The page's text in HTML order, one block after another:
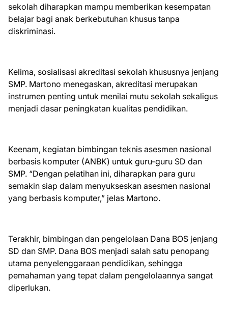
sekolah diharapkan mampu memberikan kesempatan
belajar bagi anak berkebutuhan khusus tanpa
diskriminasi.
Kelima, sosialisasi akreditasi sekolah khususnya jenjang
SMP. Martono menegaskan, akreditasi merupakan
instrumen penting untuk menilai mutu sekolah sekaligus
menjadi dasar peningkatan kualitas pendidikan.
Keenam, kegiatan bimbingan teknis asesmen nasional
berbasis komputer (ANBK) untuk guru-guru SD dan
SMP. “Dengan pelatihan ini, diharapkan para guru
semakin siap dalam menyukseskan asesmen nasional
yang berbasis komputer,” jelas Martono.
Terakhir, bimbingan dan pengelolaan Dana BOS jenjang
SD dan SMP. Dana BOS menjadi salah satu penopang
utama penyelenggaraan pendidikan, sehingga
pemahaman yang tepat dalam pengelolaannya sangat
diperlukan.